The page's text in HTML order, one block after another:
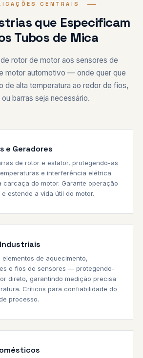
CENTRAIS
que Especificam
Tubos de Mica
rotor de motor aos sensores de
motor automotivo — onde quer que
de alta temperatura ao redor de fios,
barras seja necessário.
e Geradores
de rotor e estator, protegendo-as
e interferência elétrica
carcaça do motor. Garante operação
estende a vida útil do motor.
elementos de aquecimento,
e fios de sensores — protegendo-
direto, garantindo medição precisa
Críticos para confiabilidade do
processo.